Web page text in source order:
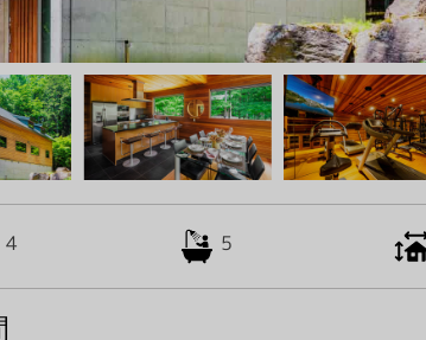
4 5